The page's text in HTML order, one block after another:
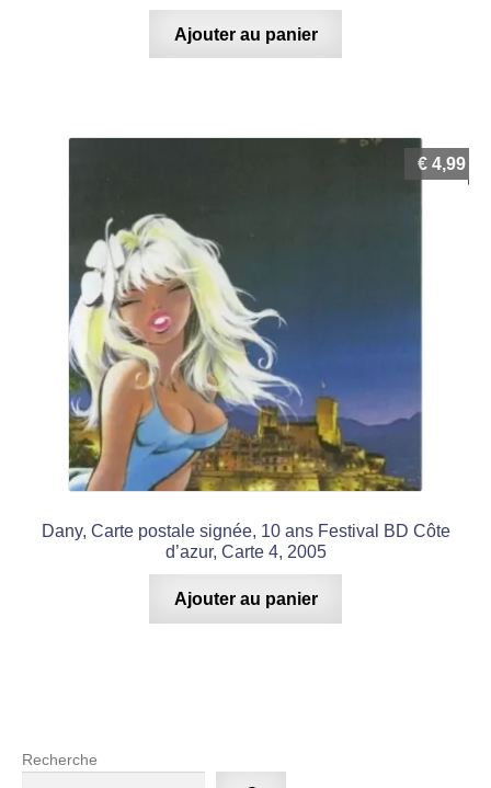
Ajouter au panier
Dany, Carte postale signée, 10 ans Festival BD Côte
d’azur, Carte 4, 2005
€ 4,99
Ajouter au panier
Recherche